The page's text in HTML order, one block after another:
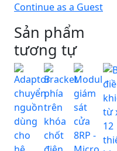
Continue as a Guest
Sản phẩm
tương tự